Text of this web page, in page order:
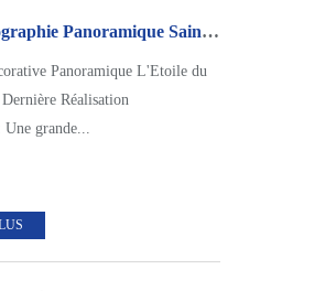
Grande Photographie Panoramique Saint-Malo
Panoramique L'Etoile du
Réalisation
Une grande...